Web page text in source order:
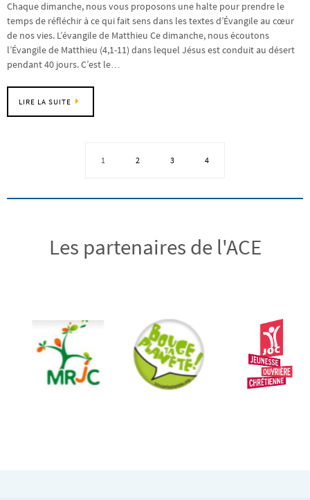
Chaque dimanche, nous vous proposons une halte pour prendre le
temps de réfléchir à ce qui fait sens dans les textes d’Évangile au cœur
de nos vies. L’évangile de Matthieu Ce dimanche, nous écoutons
l’Évangile de Matthieu (4,1-11) dans lequel Jésus est conduit au désert
pendant 40 jours. C’est le…
LIRE LA SUITE
1 2 3 4
Les partenaires de l'ACE